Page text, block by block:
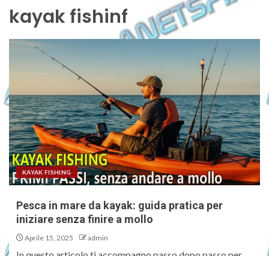
kayak fishinf
KAYAK FISHING
Pesca in mare da kayak: guida pratica per
iniziare senza finire a mollo
Aprile 15, 2025 admin